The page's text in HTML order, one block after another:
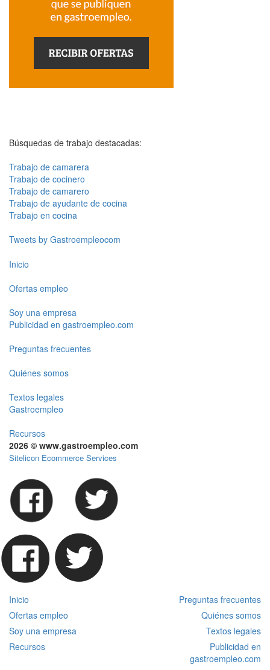
Búsquedas de trabajo destacadas:
Trabajo de camarera
Trabajo de cocinero
Trabajo de camarero
Trabajo de ayudante de cocina
Trabajo en cocina
Tweets by Gastroempleocom
Inicio
Ofertas empleo
Soy una empresa
Publicidad en gastroempleo.com
Preguntas frecuentes
Quiénes somos
Textos legales
Gastroempleo
Recursos
2026 © www.gastroempleo.com
Sitelicon Ecommerce Services
Inicio
Preguntas frecuentes
Ofertas empleo
Quiénes somos
Soy una empresa
Textos legales
Recursos
Publicidad en
gastroempleo.com